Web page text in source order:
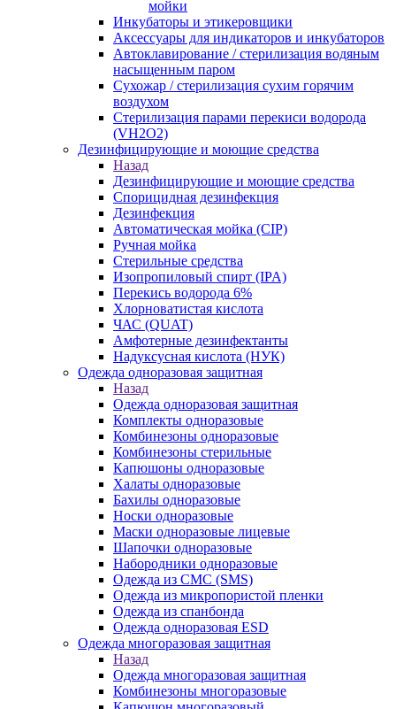
мойки
Инкубаторы и этикеровщики
Аксессуары для индикаторов и инкубаторов
Автоклавирование / стерилизация водяным
насыщенным паром
Сухожар / стерилизация сухим горячим
воздухом
Стерилизация парами перекиси водорода
(VH2O2)
Дезинфицирующие и моющие средства
Назад
Дезинфицирующие и моющие средства
Спорицидная дезинфекция
Дезинфекция
Автоматическая мойка (CIP)
Ручная мойка
Стерильные средства
Изопропиловый спирт (IPA)
Перекись водорода 6%
Хлорноватистая кислота
ЧАС (QUAT)
Амфотерные дезинфектанты
Надуксусная кислота (НУК)
Одежда одноразовая защитная
Назад
Одежда одноразовая защитная
Комплекты одноразовые
Комбинезоны одноразовые
Комбинезоны стерильные
Капюшоны одноразовые
Халаты одноразовые
Бахилы одноразовые
Носки одноразовые
Маски одноразовые лицевые
Шапочки одноразовые
Набородники одноразовые
Одежда из СМС (SMS)
Одежда из микропористой пленки
Одежда из спанбонда
Одежда одноразовая ESD
Одежда многоразовая защитная
Назад
Одежда многоразовая защитная
Комбинезоны многоразовые